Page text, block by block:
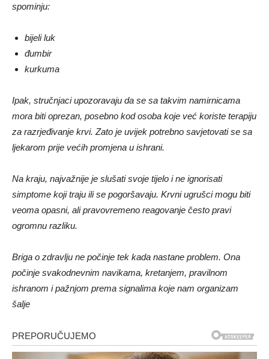
spominju:
bijeli luk
đumbir
kurkuma
Ipak, stručnjaci upozoravaju da se sa takvim namirnicama
mora biti oprezan, posebno kod osoba koje već koriste terapiju
za razrjeđivanje krvi. Zato je uvijek potrebno savjetovati se sa
ljekarom prije većih promjena u ishrani.
Na kraju, najvažnije je slušati svoje tijelo i ne ignorisati
simptome koji traju ili se pogoršavaju. Krvni ugrušci mogu biti
veoma opasni, ali pravovremeno reagovanje često pravi
ogromnu razliku.
Briga o zdravlju ne počinje tek kada nastane problem. Ona
počinje svakodnevnim navikama, kretanjem, pravilnom
ishranom i pažnjom prema signalima koje nam organizam
šalje